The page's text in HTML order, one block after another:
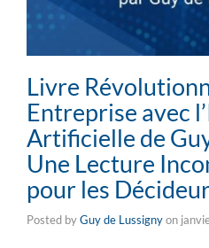
Livre
Entreprise avec
Artificielle de
Une Lecture
pour les
Posted byGuy de Lussignyon